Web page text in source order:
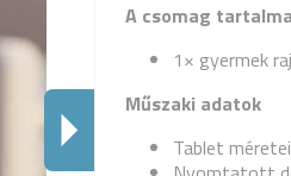
A csomag tartalma
1× gyermek
Műszaki adatok
Tablet